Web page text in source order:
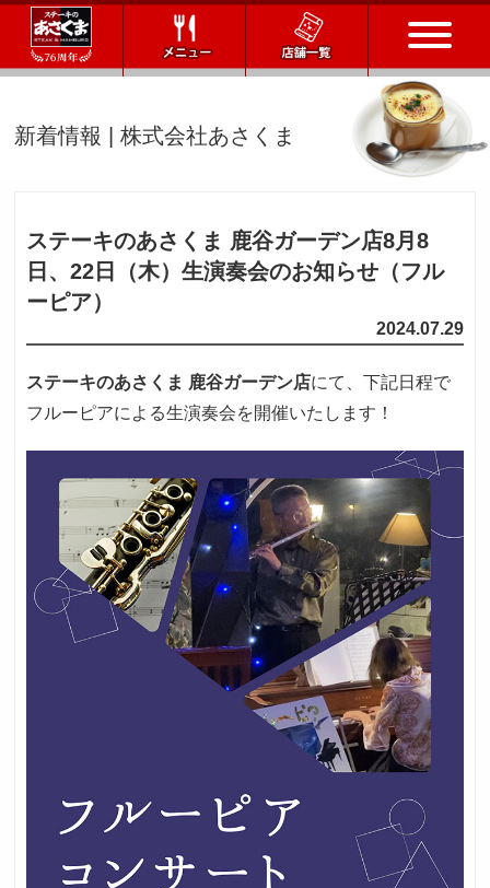
メニュー
会社情報
会社概要
IR情報
お問い合わせ
採用情報
採用トップ
新卒採用
中途採用
新着情報 | 株式会社あさくま
ステーキのあさくま 鹿谷ガーデン店8月8
日、22日（木）生演奏会のお知らせ（フル
ーピア）
2024.07.29
ステーキのあさくま 鹿谷ガーデン店にて、下記日程で
フルーピアによる生演奏会を開催いたします！